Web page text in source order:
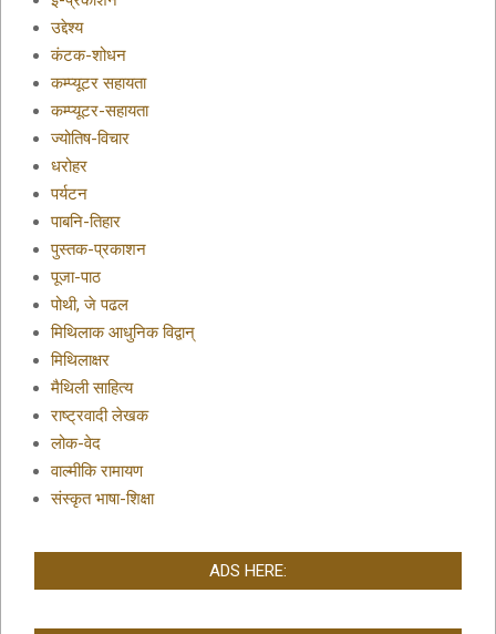
उद्देश्य
कंटक-शोधन
कम्प्यूटर सहायता
कम्प्यूटर-सहायता
ज्योतिष-विचार
धरोहर
पर्यटन
पाबनि-तिहार
पुस्तक-प्रकाशन
पूजा-पाठ
पोथी, जे पढल
मिथिलाक आधुनिक विद्वान्
मिथिलाक्षर
मैथिली साहित्य
राष्ट्रवादी लेखक
लोक-वेद
वाल्मीकि रामायण
संस्कृत भाषा-शिक्षा
ADS HERE: